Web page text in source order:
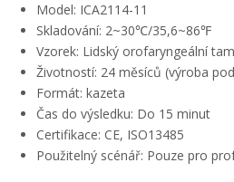
Model: ICA2114-11
Skladování: 2~30℃/35,6~86℉
Vzorek: Lidský orofaryngeální
Životností: 24 měsíců (výroba
Formát: kazeta
Čas do výsledku: Do 15 minut
Certifikace: CE, ISO13485
Použitelný scénář: Pouze pro